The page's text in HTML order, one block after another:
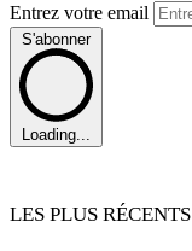
Entrez votre email
S'abonner
Loading...
LES PLUS RÉCENTS